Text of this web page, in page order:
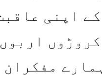
اپنی
مفکران